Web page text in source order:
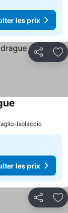
les prix
Partager
les prix
Isolaccio
les prix
Partager